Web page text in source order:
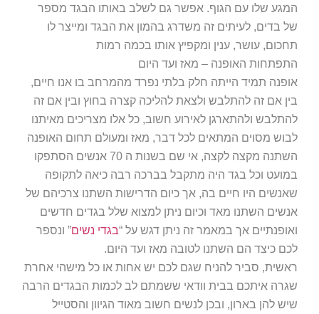
המגע שלו עם הגוף. אפשר גם לשלב באותו הבגד מספר
של בדים, לעיתים זה משדרג בהמון את הבגד ומייצר לו
תחכום, עושר, ענין ומקפיץ אותו בכמה רמות
התפתחות האופנה – מאז ועד היום
אופנה תמיד הייתה חלק בלתי נפרד מהמרחב בו אנו חיים,
בין אם זה להתלבש ולצאת להליכה קצרה בחוץ ובין אם זה
להתלבש ולהתארגן לאירוע חשוב, כל אלו מצריכים מאיתנו
לבוש מסוים המתאים לכל דבר, מאז ומעולם תחום האופנה
השתנה מקצה לקצה, אי שם בשנות ה 70 אנשים הסתפקו
במועט וכל בגד היה מתקבל בברכה רבה כיאה לתקופה
שאנשים היו חיים בה, אך כיום הדרישות השתנו צרכיהם של
אנשים השתנו מאד וכיום ניתן למצוא שלל בגדים חדשים
ואופנתיים אך במאמר זה ניתן דגש על “בגדי נשים” ונספר
לכם כיצד הם השתנו לטובה מאז ועד היום.
ראשית, סביר להניח שגם לכם יש אחות או כל מישהי אחרת
שגרה איתכם בבית וודאי ששמתם לב לכמות הבגדים הרבה
שיש להן בארון, ובכן לנשים חשוב מאוד הגיוון והסטייל